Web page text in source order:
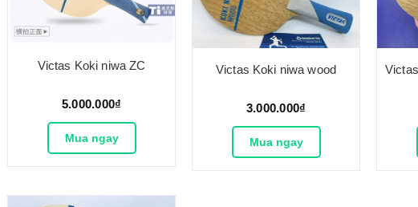
Victas Koki niwa ZC
5.000.000₫
Mua ngay
Victas Koki niwa wood
3.000.000₫
Mua ngay